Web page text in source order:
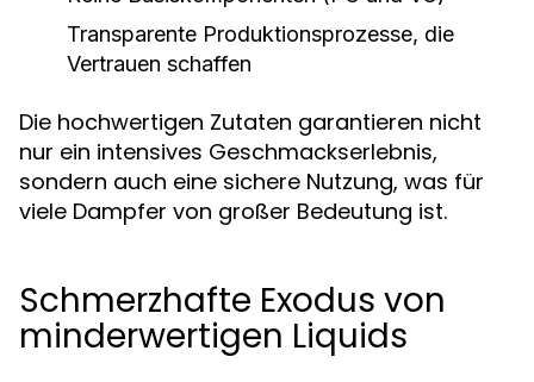
Transparente Produktionsprozesse, die
Vertrauen schaffen
Die hochwertigen Zutaten garantieren nicht
nur ein intensives Geschmackserlebnis,
sondern auch eine sichere Nutzung, was für
viele Dampfer von großer Bedeutung ist.
Schmerzhafte Exodus von
minderwertigen Liquids